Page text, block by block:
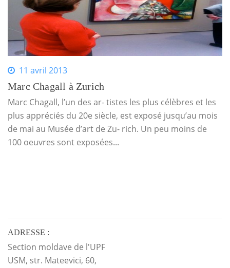
11 avril 2013
Marc Chagall à Zurich
Marc Chagall, l’un des ar- tistes les plus célèbres et les
plus appréciés du 20e siècle, est exposé jusqu’au mois
de mai au Musée d’art de Zu- rich. Un peu moins de
100 oeuvres sont exposées...
ADRESSE :
Section moldave de l'UPF
USM, str. Mateevici, 60,